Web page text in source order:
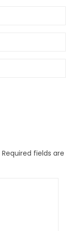
Required fields are